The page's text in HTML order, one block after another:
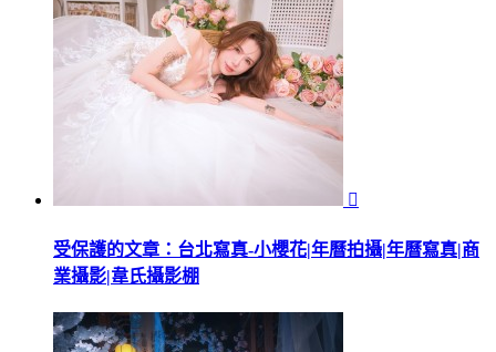

受保護的文章：台北寫真-小櫻花|年曆拍攝|年曆寫真|商
業攝影|韋氏攝影棚